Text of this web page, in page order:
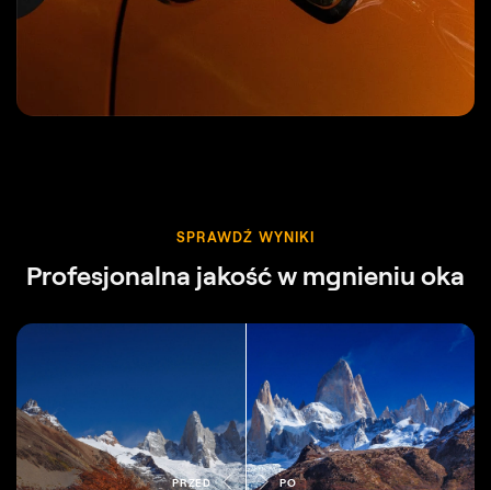
SPRAWDŹ WYNIKI
Profesjonalna jakość w mgnieniu oka
PRZED PO